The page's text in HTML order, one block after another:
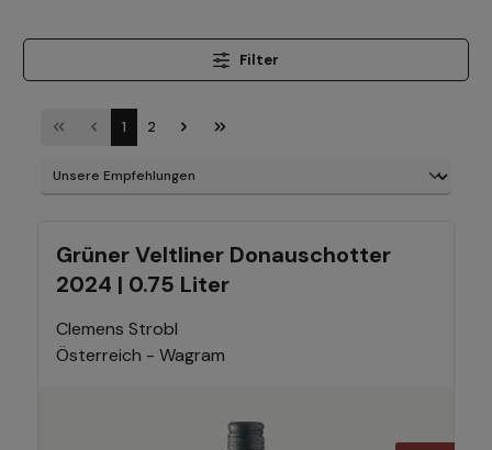
Filter
1 2
Grüner Veltliner Donauschotter
2024 | 0.75 Liter
Clemens Strobl
Österreich - Wagram